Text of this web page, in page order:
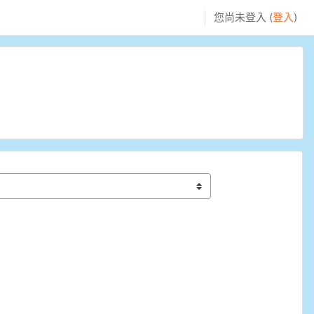
您尚未登入 (登入)